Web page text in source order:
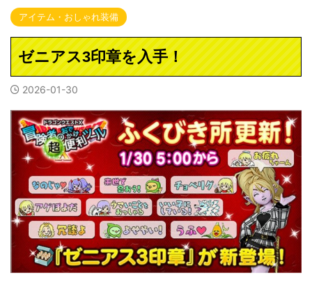
アイテム・おしゃれ装備
ゼニアス3印章を入手！
2026-01-30